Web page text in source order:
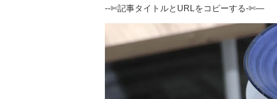
--✄記事タイトルとURLをコピーする-✄—